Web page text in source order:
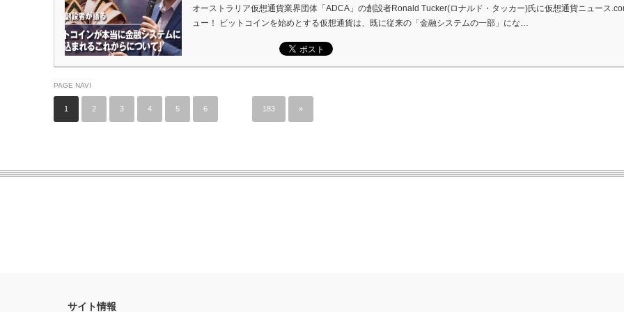
オーストラリア仮想通貨業界団体「ADCA」の創設者Ronald Tucker(ロナルド・タッカー)氏に仮想通貨ニュース
ュー！ ビットコインを始めとする仮想通貨は、既に従来の「金融システムの一部」にな…
PAGE NAVI
1 2 3 4 5 6 183 »
サイト情報